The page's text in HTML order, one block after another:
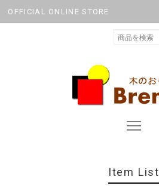
OFFICIAL ONLINE STORE
Item List